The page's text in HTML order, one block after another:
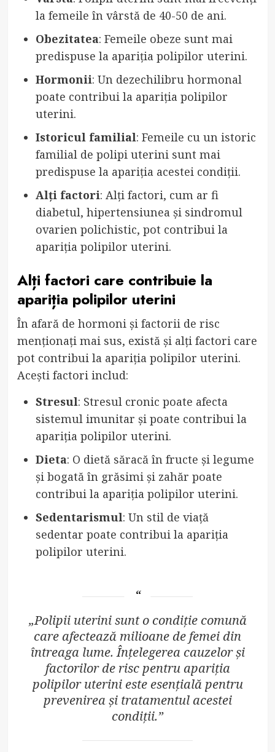
la femeile în vârstă de 40-50 de ani.
Obezitatea: Femeile obeze sunt mai
predispuse la apariția polipilor uterini.
Hormonii: Un dezechilibru hormonal
poate contribui la apariția polipilor
uterini.
Istoricul familial: Femeile cu un istoric
familial de polipi uterini sunt mai
predispuse la apariția acestei condiții.
Alți factori: Alți factori, cum ar fi
diabetul, hipertensiunea și sindromul
ovarien polichistic, pot contribui la
apariția polipilor uterini.
Alți factori care contribuie la
apariția polipilor uterini
În afară de hormoni și factorii de risc
menționați mai sus, există și alți factori care
pot contribui la apariția polipilor uterini.
Acești factori includ:
Stresul: Stresul cronic poate afecta
sistemul imunitar și poate contribui la
apariția polipilor uterini.
Dieta: O dietă săracă în fructe și legume
și bogată în grăsimi și zahăr poate
contribui la apariția polipilor uterini.
Sedentarismul: Un stil de viață
sedentar poate contribui la apariția
polipilor uterini.
„Polipii uterini sunt o condiție comună
care afectează milioane de femei din
întreaga lume. Înțelegerea cauzelor și
factorilor de risc pentru apariția
polipilor uterini este esențială pentru
prevenirea și tratamentul acestei
condiții.”